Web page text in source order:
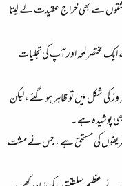
فرشتوں سے بھی خراج عقیدت لے لیتا
مختصر لمحہ اور آپ کی تجلیات
شکل میں تو ظاہر ہو گئے ، لیکن
پوشیدہ ہے ۔
تعریفوں کی مستحق ہے ، جس نے مشت